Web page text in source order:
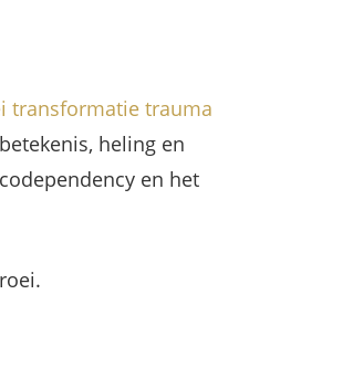
transformatie trauma
heling en
en het